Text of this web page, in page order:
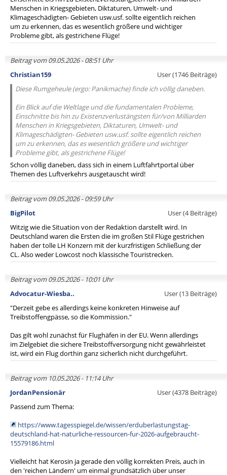
Menschen in Kriegsgebieten, Diktaturen, Umwelt- und
Klimageschädigten- Gebieten usw.usf. sollte eigentlich reichen
um zu erkennen, das es wesentlich größere und wichtiger
Probleme gibt, als gestrichene Flüge!
Beitrag vom 09.05.2026 - 08:51 Uhr
Christian159
User (1746 Beiträge)
Diese Rumgeheule (ergo: Panikmache) finde ich völlig daneben.
Ein Blick auf die Weltlage und die fundamentalen Probleme,
Einschnitte bis hin zu Existenzverlustängsten für/von Milliarden
Menschen in Kriegsgebieten, Diktaturen, Umwelt- und
Klimageschädigten- Gebieten usw.usf. sollte eigentlich reichen
um zu erkennen, das es wesentlich größere und wichtiger
Probleme gibt, als gestrichene Flüge!
Schon völlig daneben, dass sich in einem Luftfahrtportal über
Themen des Luftverkehrs ausgetauscht wird!
Beitrag vom 09.05.2026 - 09:59 Uhr
BigPilot
User (4 Beiträge)
Witzig wie die Situation von der Redaktion darstellt wird. In
Deutschland waren die Ersten die im großen Stil Flüge gestrichen
haben der tolle LH Konzern mit der kurzfristigen Schließung der
CL. Also weder Lowcost noch klassische Touristrecken.
Beitrag vom 09.05.2026 - 10:01 Uhr
Advocatur-Wiesba..
User (13 Beiträge)
"Derzeit gebe es allerdings keine konkreten Hinweise auf
Treibstoffengpässe, so die Kommission."
Das gilt wohl zunächst für Flughäfen in der EU. Wenn allerdings
im Zielgebiet die sichere Treibstoffversorgung nicht gewährleistet
ist, wird ein Flug dorthin ganz sicherlich nicht durchgeführt.
Beitrag vom 10.05.2026 - 11:14 Uhr
JordanPensionär
User (4378 Beiträge)
Passend zum Thema:
https://www.tagesspiegel.de/wissen/erduberlastungstag-
deutschland-hat-naturliche-ressourcen-fur-2026-aufgebraucht-
15579186.html
Vielleicht hat Kerosin ja gerade den völlig korrekten Preis, auch in
den 'reichen Ländern' um einmal grundsätzlich über unser